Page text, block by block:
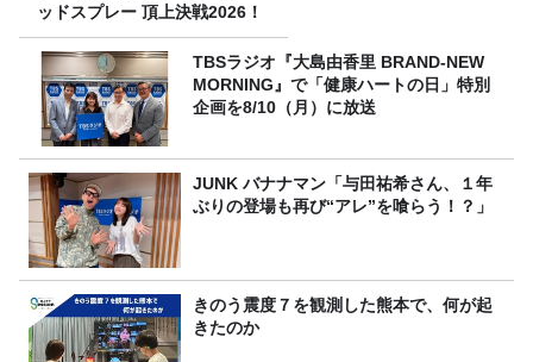
ッドスプレー 頂上決戦2026！
TBSラジオ『大島由香里 BRAND-NEW
MORNING』で「健康ハートの日」特別
企画を8/10（月）に放送
JUNK バナナマン「与田祐希さん、１年
ぶりの登場も再び“アレ”を喰らう！？」
きのう震度７を観測した熊本で、何が起
きたのか